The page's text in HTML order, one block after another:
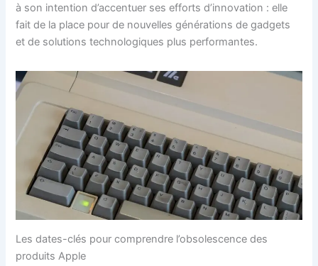
à son intention d’accentuer ses efforts d’innovation : elle
fait de la place pour de nouvelles générations de gadgets
et de solutions technologiques plus performantes.
Les dates-clés pour comprendre l’obsolescence des
produits Apple